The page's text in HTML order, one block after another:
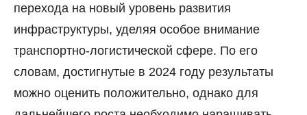
перехода на новый уровень развития
инфраструктуры, уделяя особое внимание
транспортно-логистической сфере. По его
словам, достигнутые в 2024 году результаты
можно оценить положительно, однако для